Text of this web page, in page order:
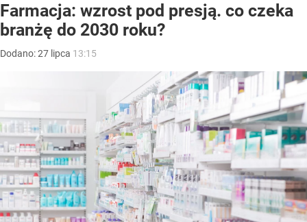
Farmacja: wzrost pod presją. co czeka
branżę do 2030 roku?
Dodano:27 lipca 13:15